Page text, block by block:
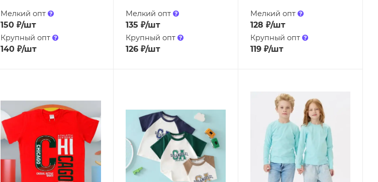
Мелкий опт
150 ₽/шт
Крупный опт
140 ₽/шт
Мелкий опт
135 ₽/шт
Крупный опт
126₽/шт
Мелкий опт
128 ₽/шт
Крупный опт
119₽/шт